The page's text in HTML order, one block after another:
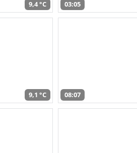
9,4 °C 03:05
9,1 °C 08:07